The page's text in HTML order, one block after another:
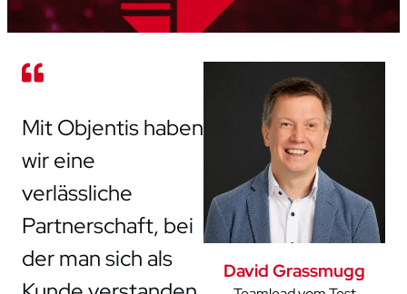
Mit Objentis haben
wir eine
verlässliche
Partnerschaft, bei
der man sich als
David Grassmugg